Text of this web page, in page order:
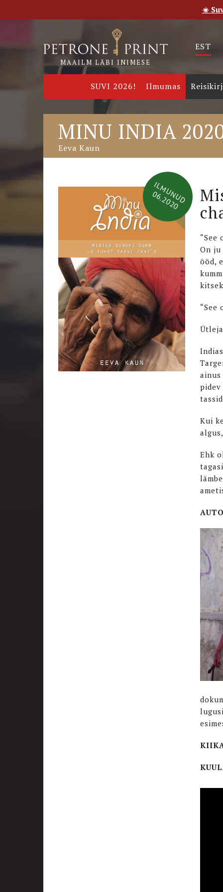
MAAILM LÄBI INIMESE
EST
SUVI 2026! Ilmumas
MINU INDIA
Eeva Kaun
ILMUNUD
06.2020
“See
On
ööd,
“See
pidev
Kui
Ehk
☀️